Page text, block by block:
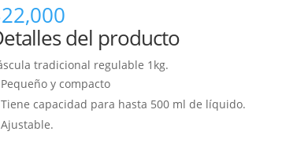
22,000
del producto
tradicional regulable 1kg.
Pequeño y compacto
Tiene capacidad para hasta 500 ml de líquido.
Ajustable.